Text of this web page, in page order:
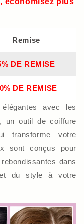
Remise
DE REMISE
DE REMISE
avec les
un outil de coiffure
transforme votre
sont conçus pour
dans
du style à votre